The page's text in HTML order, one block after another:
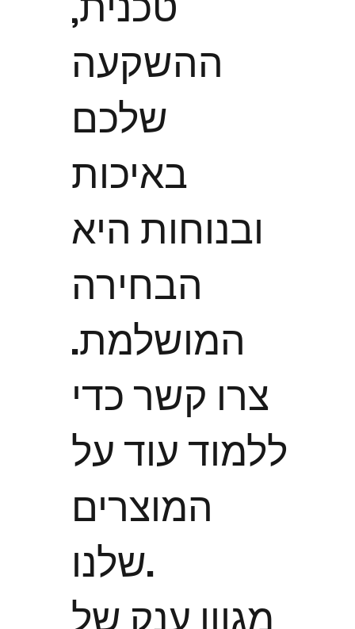
ההשקעה
שלכם
באיכות
ובנוחות היא
הבחירה
המושלמת.
צרו קשר כדי
ללמוד עוד על
המוצרים
שלנו.